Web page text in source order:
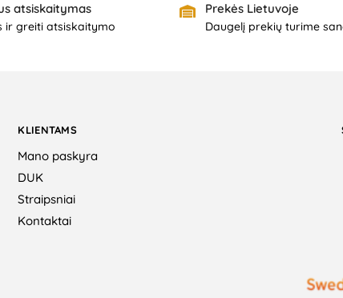
atsiskaitymas
ir greiti atsiskaitymo
Prekės Lietuvoje
Daugelį prekių turime
KLIENTAMS
Mano paskyra
DUK
Straipsniai
Kontaktai